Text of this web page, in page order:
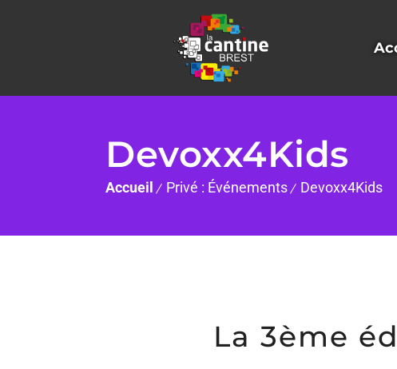
Devoxx4Kids
Accueil Privé : Événements Devoxx4Kids
La 3ème